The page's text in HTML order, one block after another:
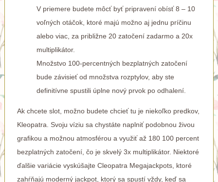
V priemere budete môcť byť pripravení obísť 8 – 10
voľných otáčok, ktoré majú možno aj jednu príčinu
alebo viac, za približne 20 zatočení zadarmo a 20x
multiplikátor.
Množstvo 100-percentných bezplatných zatočení
bude závisieť od množstva rozptylov, aby ste
definitívne spustili úplne nový prvok po odhalení.
Ak chcete slot, možno budete chcieť tu je niekoľko predkov,
Kleopatra. Svoju víziu sa chystáte naplniť podobnou živou
grafikou a možnou atmosférou a využiť až 180 100 percent
bezplatných zatočení, čo je skvelý 3x multiplikátor. Niektoré
ďalšie variácie vyskúšajte Cleopatra Megajackpots, ktoré
zahŕňajú moderný jackpot, ktorý sa spustí vždy, keď sa